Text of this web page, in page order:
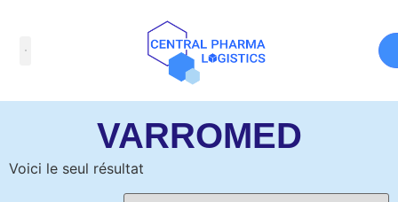
Accueil / Produits identifiés “VARROMED”
VARROMED
Voici le seul résultat